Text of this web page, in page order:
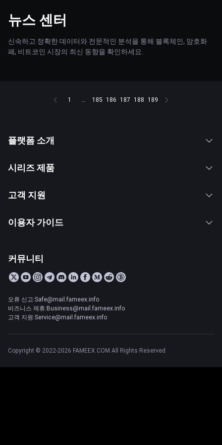
뉴스 센터
신속하고 정확한 데이터와 전문적인 분석을 통해 블록체인, 암호화
폐, 비트코인 시장의 최신 동향을 확인하세요.
1 ... 185 186 187 188 189
플랫폼 소개
시리즈 제품
고객 지원
이용자 가이드
커뮤니티
오류 신고:Safe@mail.fameex.info
비즈니스 제휴:Business@mail.fameex.info
고객 지원:Service@mail.fameex.info
Copyright © 2022-2026 FAMEEX.COM All Rights Reserved